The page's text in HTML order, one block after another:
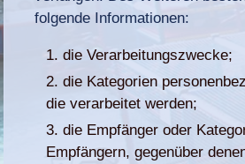
folgende Informationen:
die Verarbeitungszwecke;
die Kategorien
die verarbeitet werden;
die Empfänger oder
Empfängern, gegenüber